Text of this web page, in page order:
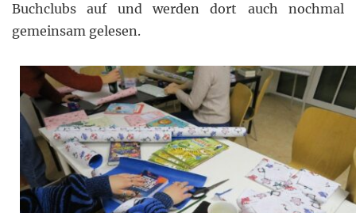
Buchclubs auf und werden dort auch nochmal
gemeinsam gelesen.